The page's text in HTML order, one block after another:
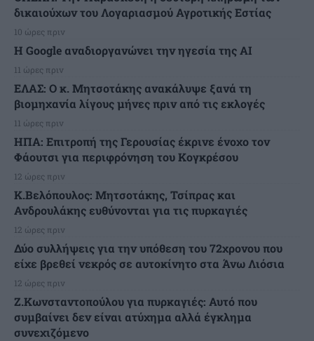
δικαιούχων του Λογαριασμού Αγροτικής Εστίας
10 ώρες πριν
H Google αναδιοργανώνει την ηγεσία της AI
11 ώρες πριν
ΕΛΑΣ: Ο κ. Μητσοτάκης ανακάλυψε ξανά τη
βιομηχανία λίγους μήνες πριν από τις εκλογές
11 ώρες πριν
ΗΠΑ: Επιτροπή της Γερουσίας έκρινε ένοχο τον
Φάουτσι για περιφρόνηση του Κογκρέσου
12 ώρες πριν
K.Βελόπουλος: Μητσοτάκης, Τσίπρας και
Ανδρουλάκης ευθύνονται για τις πυρκαγιές
12 ώρες πριν
Δύο συλλήψεις για την υπόθεση του 72χρονου που
είχε βρεθεί νεκρός σε αυτοκίνητο στα Άνω Λιόσια
12 ώρες πριν
Ζ.Κωνσταντοπούλου για πυρκαγιές: Αυτό που
συμβαίνει δεν είναι ατύχημα αλλά έγκλημα
συνεχιζόμενο